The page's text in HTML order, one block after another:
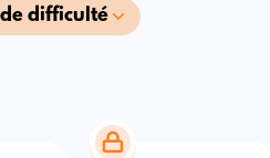
difficulté